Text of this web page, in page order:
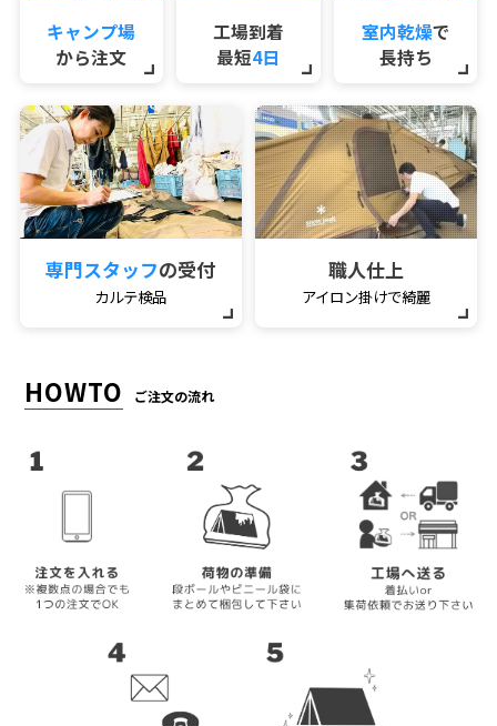
キャンプ場
から注文
工場到着
最短4日
室内乾燥で
長持ち
専門スタッフの受付
カルテ検品
職人仕上
アイロン掛けで綺麗
HOWTO ご注文の流れ